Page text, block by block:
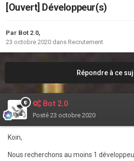
[Ouvert] Développeur(s)
Par Bot 2.0,
23 octobre 2020 dans Recrutement
Répondre à ce
Bot 2.0
Posté 23 octobre 2020
Koin,
Nous recherchons au moins 1